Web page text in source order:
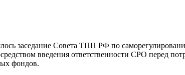
заседание Совета ТПП РФ по
введения ответственности СРО перед
фондов.